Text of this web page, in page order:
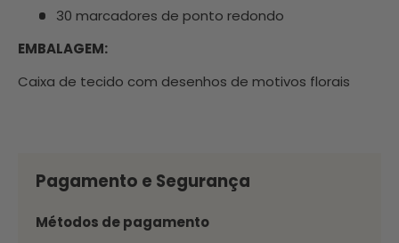
30 marcadores de ponto redondo
EMBALAGEM:
Caixa de tecido com desenhos de motivos florais
Pagamento e Segurança
Métodos de pagamento